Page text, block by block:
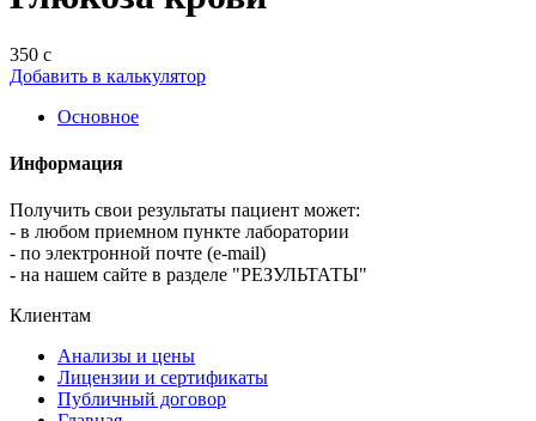
350 с
Добавить в калькулятор
Основное
Информация
Получить свои результаты пациент может:
- в любом приемном пункте лаборатории
- по электронной почте (e-mail)
- на нашем сайте в разделе "РЕЗУЛЬТАТЫ"
Клиентам
Анализы и цены
Лицензии и сертификаты
Публичный договор